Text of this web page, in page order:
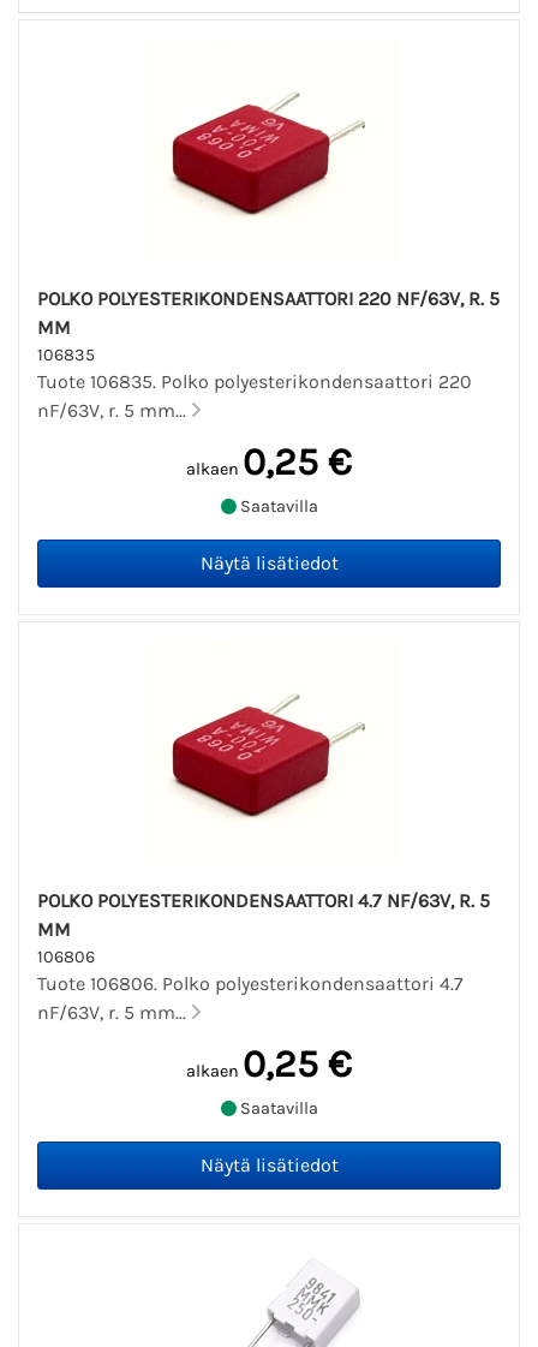
POLKO POLYESTERIKONDENSAATTORI 220 NF/63V, R. 5
MM
106835
Tuote 106835. Polko polyesterikondensaattori 220
nF/63V, r. 5 mm...
alkaen 0,25 €
Saatavilla
POLKO POLYESTERIKONDENSAATTORI 4.7 NF/63V, R. 5
MM
106806
Tuote 106806. Polko polyesterikondensaattori 4.7
nF/63V, r. 5 mm...
alkaen 0,25 €
Saatavilla